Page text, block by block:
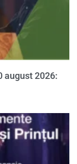
august 2026: